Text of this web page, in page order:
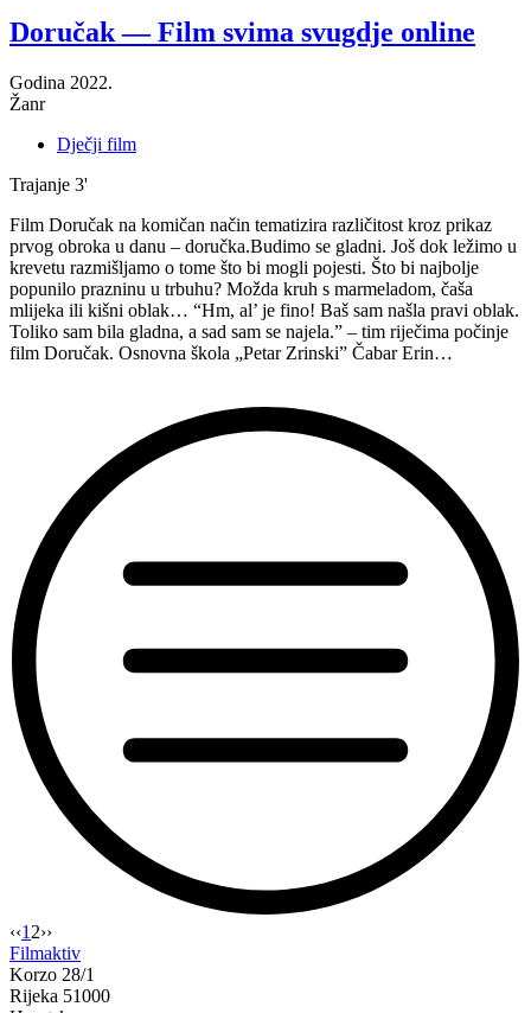
Film
svima
online”
Doručak — Film svima svugdje online
Godina 2022.
Žanr
Dječji film
Trajanje 3'
Film Doručak na komičan način tematizira različitost kroz prikaz
prvog obroka u danu – doručka.Budimo se gladni. Još dok ležimo u
krevetu razmišljamo o tome što bi mogli pojesti. Što bi najbolje
popunilo prazninu u trbuhu? Možda kruh s marmeladom, čaša
mlijeka ili kišni oblak… “Hm, al’ je fino! Baš sam našla pravi oblak.
Toliko sam bila gladna, a sad sam se najela.” – tim riječima počinje
film Doručak. Osnovna škola „Petar Zrinski” Čabar Erin…
“Doručak
—
Film
svima
‹‹1 2››
Filmaktiv
Korzo 28/1
Rijeka 51000